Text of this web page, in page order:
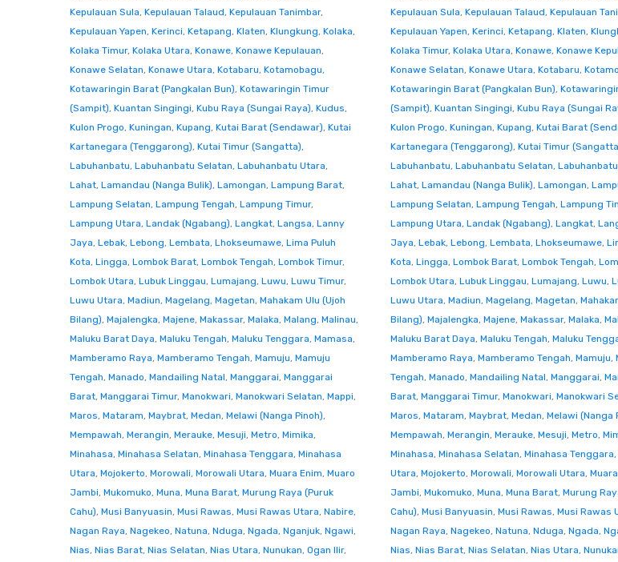
Kepulauan Sula, Kepulauan Talaud, Kepulauan Tanimbar,
Kepulauan Yapen, Kerinci, Ketapang, Klaten, Klungkung, Kolaka,
Kolaka Timur, Kolaka Utara, Konawe, Konawe Kepulauan,
Konawe Selatan, Konawe Utara, Kotabaru, Kotamobagu,
Kotawaringin Barat (Pangkalan Bun), Kotawaringin Timur
(Sampit), Kuantan Singingi, Kubu Raya (Sungai Raya), Kudus,
Kulon Progo, Kuningan, Kupang, Kutai Barat (Sendawar), Kutai
Kartanegara (Tenggarong), Kutai Timur (Sangatta),
Labuhanbatu, Labuhanbatu Selatan, Labuhanbatu Utara,
Lahat, Lamandau (Nanga Bulik), Lamongan, Lampung Barat,
Lampung Selatan, Lampung Tengah, Lampung Timur,
Lampung Utara, Landak (Ngabang), Langkat, Langsa, Lanny
Jaya, Lebak, Lebong, Lembata, Lhokseumawe, Lima Puluh
Kota, Lingga, Lombok Barat, Lombok Tengah, Lombok Timur,
Lombok Utara, Lubuk Linggau, Lumajang, Luwu, Luwu Timur,
Luwu Utara, Madiun, Magelang, Magetan, Mahakam Ulu (Ujoh
Bilang), Majalengka, Majene, Makassar, Malaka, Malang, Malinau,
Maluku Barat Daya, Maluku Tengah, Maluku Tenggara, Mamasa,
Mamberamo Raya, Mamberamo Tengah, Mamuju, Mamuju
Tengah, Manado, Mandailing Natal, Manggarai, Manggarai
Barat, Manggarai Timur, Manokwari, Manokwari Selatan, Mappi,
Maros, Mataram, Maybrat, Medan, Melawi (Nanga Pinoh),
Mempawah, Merangin, Merauke, Mesuji, Metro, Mimika,
Minahasa, Minahasa Selatan, Minahasa Tenggara, Minahasa
Utara, Mojokerto, Morowali, Morowali Utara, Muara Enim, Muaro
Jambi, Mukomuko, Muna, Muna Barat, Murung Raya (Puruk
Cahu), Musi Banyuasin, Musi Rawas, Musi Rawas Utara, Nabire,
Nagan Raya, Nagekeo, Natuna, Nduga, Ngada, Nganjuk, Ngawi,
Nias, Nias Barat, Nias Selatan, Nias Utara, Nunukan, Ogan Ilir,
Kepulauan Sula, Kepulauan Talaud, Kepulauan
Kepulauan Yapen, Kerinci, Ketapang, Klaten,
Kolaka Timur, Kolaka Utara, Konawe, Konawe
Konawe Selatan, Konawe Utara, Kotabaru,
Kotawaringin Barat (Pangkalan Bun),
(Sampit), Kuantan Singingi, Kubu Raya (Sungai
Kulon Progo, Kuningan, Kupang, Kutai Barat
Kartanegara (Tenggarong), Kutai Timur
Labuhanbatu, Labuhanbatu Selatan,
Lahat, Lamandau (Nanga Bulik), Lamongan,
Lampung Selatan, Lampung Tengah, Lampung
Lampung Utara, Landak (Ngabang), Langkat,
Jaya, Lebak, Lebong, Lembata, Lhokseumawe,
Kota, Lingga, Lombok Barat, Lombok Tengah,
Lombok Utara, Lubuk Linggau, Lumajang, Luwu,
Luwu Utara, Madiun, Magelang, Magetan,
Bilang), Majalengka, Majene, Makassar, Malaka,
Maluku Barat Daya, Maluku Tengah, Maluku
Mamberamo Raya, Mamberamo Tengah, Mamuju,
Tengah, Manado, Mandailing Natal, Manggarai,
Barat, Manggarai Timur, Manokwari, Manokwari
Maros, Mataram, Maybrat, Medan, Melawi (Nanga
Mempawah, Merangin, Merauke, Mesuji, Metro,
Minahasa, Minahasa Selatan, Minahasa Tenggara,
Utara, Mojokerto, Morowali, Morowali Utara,
Jambi, Mukomuko, Muna, Muna Barat, Murung
Cahu), Musi Banyuasin, Musi Rawas, Musi Rawas
Nagan Raya, Nagekeo, Natuna, Nduga, Ngada,
Nias, Nias Barat, Nias Selatan, Nias Utara,